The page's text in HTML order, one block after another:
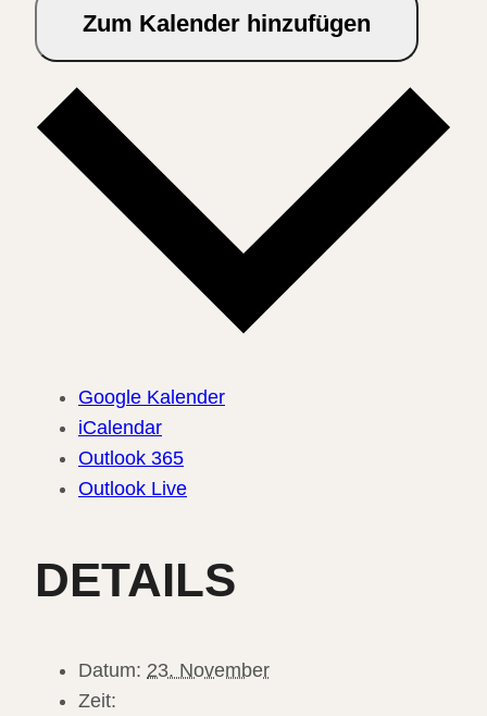
Zum Kalender hinzufügen
Google Kalender
iCalendar
Outlook 365
Outlook Live
DETAILS
Datum: 23. November
Zeit: